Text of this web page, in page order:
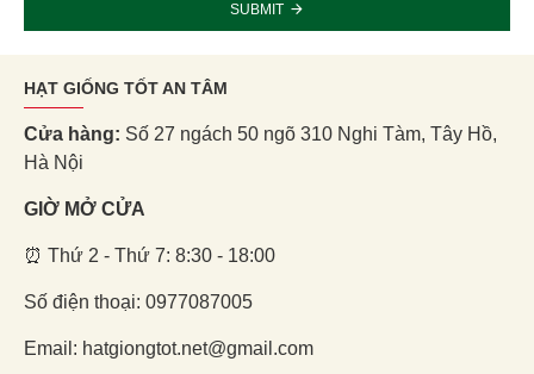
SUBMIT
HẠT GIỐNG TỐT AN TÂM
Cửa hàng: Số 27 ngách 50 ngõ 310 Nghi Tàm, Tây Hồ,
Hà Nội
GIỜ MỞ CỬA
⏰ Thứ 2 - Thứ 7: 8:30 - 18:00
Số điện thoại: 0977087005
Email: hatgiongtot.net@gmail.com